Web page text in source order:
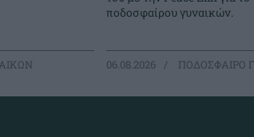
ποδοσφαίρου γυναικών.
06.08.2026 ΠΟΔΟΣΦΑΙΡΟ